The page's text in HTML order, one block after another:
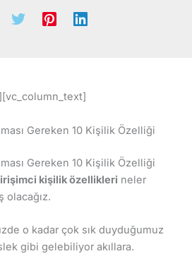
Gereken 10 Kişilik Özelliği
Gereken 10 Kişilik Özelliği
kişilik özellikleri neler
olacağız.
o kadar çok sık duyduğumuz
gibi gelebiliyor akıllara.